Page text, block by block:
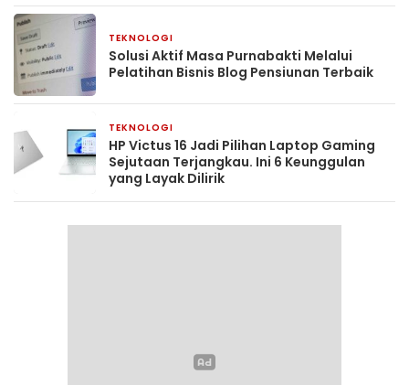
TEKNOLOGI
Solusi Aktif Masa Purnabakti Melalui
Pelatihan Bisnis Blog Pensiunan Terbaik
TEKNOLOGI
HP Victus 16 Jadi Pilihan Laptop Gaming
Sejutaan Terjangkau. Ini 6 Keunggulan
yang Layak Dilirik